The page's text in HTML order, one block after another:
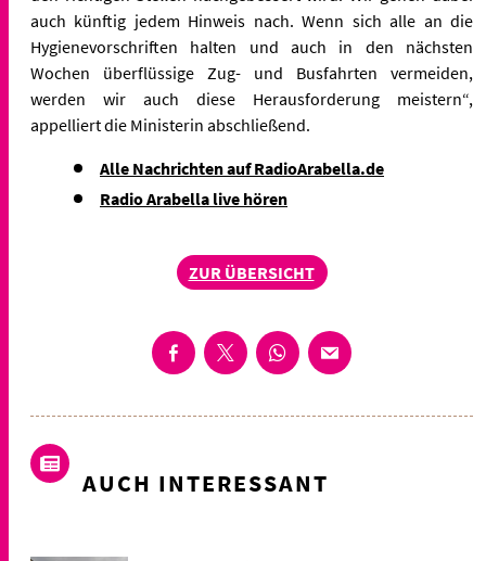
auch künftig jedem Hinweis nach. Wenn sich alle an die
Hygienevorschriften halten und auch in den nächsten
Wochen überflüssige Zug- und Busfahrten vermeiden,
werden wir auch diese Herausforderung meistern“,
appelliert die Ministerin abschließend.
Alle Nachrichten auf RadioArabella.de
Radio Arabella live hören
ZUR ÜBERSICHT
AUCH INTERESSANT